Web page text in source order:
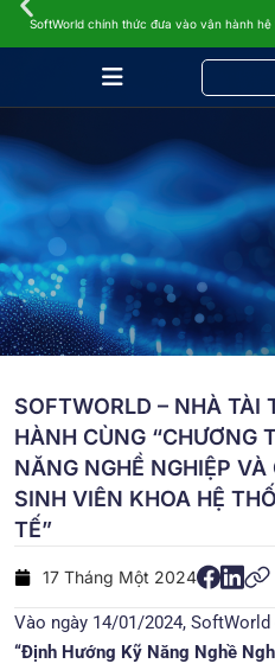
SoftWorld chính thức đưa vào vận hành
TIN TỨC
SOFTWORLD – NHÀ TÀI
HÀNH CÙNG “CHƯƠNG
NĂNG NGHỀ NGHIỆP
SINH VIÊN KHOA HỆ
TẾ”
17 Tháng Một 2024
Vào ngày 14/01/2024,
“Định Hướng Kỹ Năng Nghề